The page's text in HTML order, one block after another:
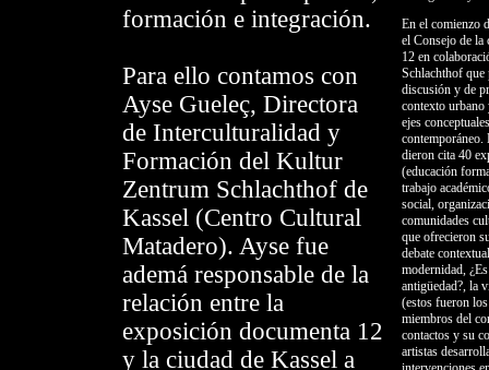
formación e integración.
Para ello contamos con
Ayse Gueleç, Directora
de Interculturalidad y
Formación del Kultur
Zentrum Schlachthof de
Kassel (Centro Cultural
Matadero). Ayse fue
ademá responsable de la
relación entre la
exposición documenta 12
y la ciudad de Kassel a
En el comienzo
el Consejo de la
12 en
Schlachthof que
discusión y de
contexto urbano
ejes
contemporáneo.
dieron cita 40
(educación
trabajo
social,
comunidades
que ofrecieron
debate
modernidad,
antigüedad?, la
(estos fueron
miembros del
contactos y su
artistas